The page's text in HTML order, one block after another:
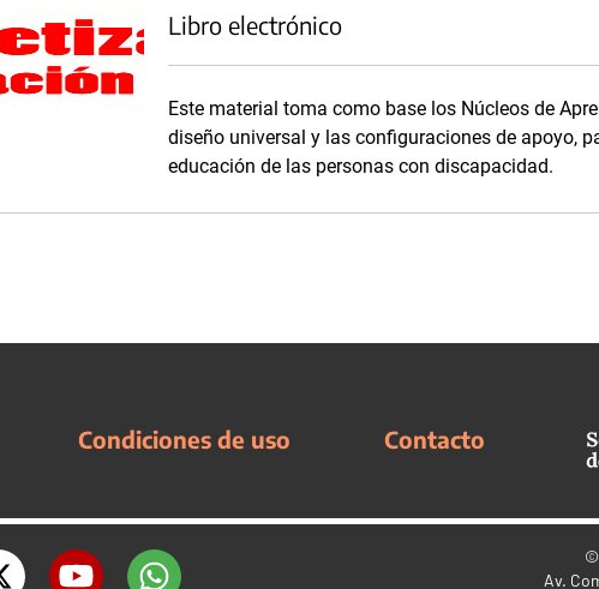
Libro electrónico
Este material toma como base los Núcleos de
diseño universal y las configuraciones de apoyo,
educación de las personas con discapacidad.
Condiciones de uso Contacto
©
Av.